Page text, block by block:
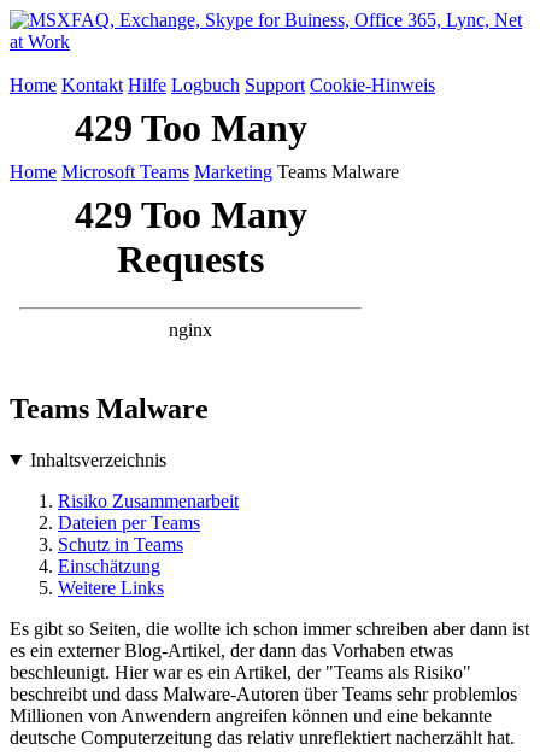
Home Kontakt Hilfe Logbuch Support Cookie-Hinweis
Home Microsoft Teams Marketing Teams Malware
Teams Malware
Inhaltsverzeichnis
Risiko Zusammenarbeit
Dateien per Teams
Schutz in Teams
Einschätzung
Weitere Links
Es gibt so Seiten, die wollte ich schon immer schreiben aber dann ist
es ein externer Blog-Artikel, der dann das Vorhaben etwas
beschleunigt. Hier war es ein Artikel, der "Teams als Risiko"
beschreibt und dass Malware-Autoren über Teams sehr problemlos
Millionen von Anwendern angreifen können und eine bekannte
deutsche Computerzeitung das relativ unreflektiert nacherzählt hat.